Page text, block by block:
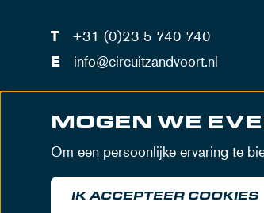
T
+31 (0)23 5 740 740
E
info@circuitzandvoort.nl
BTW-nummer:
MOGEN WE
Om een persoonlijke ervaring te
IK ACCEPTEER COOKIES